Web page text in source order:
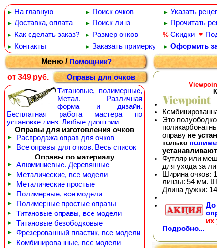
► На главную ► Поиск очков ► Указать
► Доставка, оплата ► Поиск линз ► Прочитать
► Как сделать заказ? ► Размер очков % Скидки ♥
► Контакты ► Заказать примерку ► Оформить
Меню /Помощник?
от 349 руб.
Оправы для очков
Титановые, полимерные,
Метал. Различная
форма и дизайн.
Бесплатная работа мастера по
установке линз. Любые диоптрии
Оправы для изготовления очков
► Распродажа оправ для очков
►
Все оправы для очков. Весь список
Оправы по материалу
► Алюминиевые. Деревянные
► Металические, все модели
► Металические простые
► Полимерные, все модели
► Полимерные простые оправы
► Титановые оправы, все модели
► Титановые безободковые
► Фрезерованный пластик, все модели
►
Комбинированные, все модели
Это
оправу не
только
Футляр или
для ухода за
Ширина очков:
линзы: 54 мм.
Длина дужки:
До
их
Подробно...